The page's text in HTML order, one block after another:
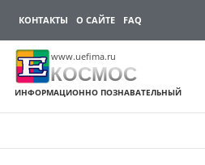
КОНТАКТЫ О САЙТЕ FAQ
www.uefima.ru
КОСМОС
ИНФОРМАЦИОННО ПОЗНАВАТЕЛЬНЫЙ